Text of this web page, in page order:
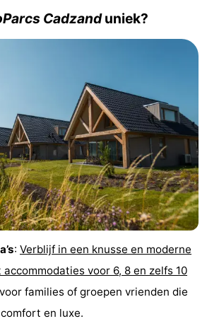
Cadzanduniek?
: Verblijf in een knusse en moderne
voor 6, 8 en zelfs 10
families of groepen vrienden die
en luxe.